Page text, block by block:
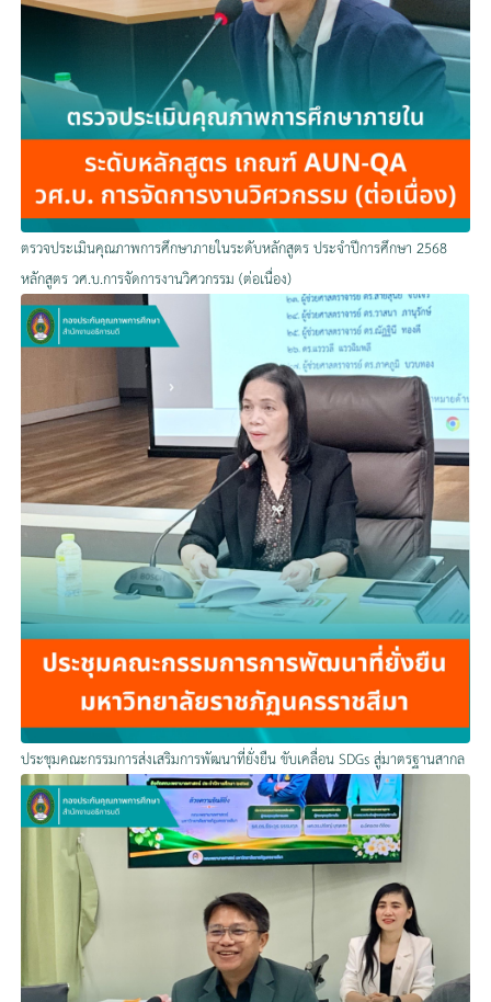
ตรวจประเมินคุณภาพการศึกษาภายในระดับหลักสูตร ประจำปีการศึกษา 2568
หลักสูตร วศ.บ.การจัดการงานวิศวกรรม (ต่อเนื่อง)
ประชุมคณะกรรมการส่งเสริมการพัฒนาที่ยั่งยืน ขับเคลื่อน SDGs สู่มาตรฐานสากล